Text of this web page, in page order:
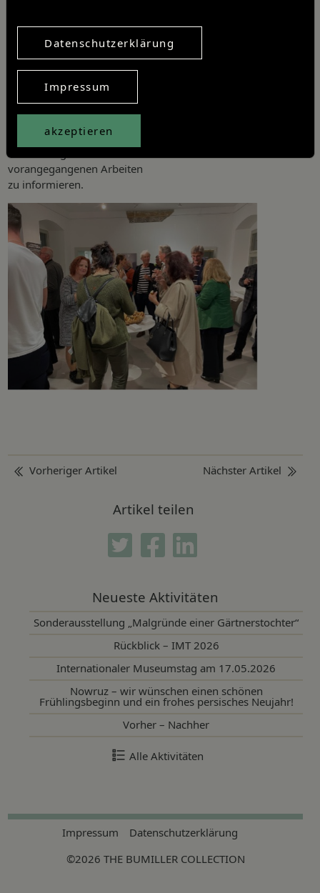
eingerichteten Räumlichkeiten
zu besichtigen und sich bei einem kleinen Imbiss über die
vorangegangenen Arbeiten
zu informieren.
Beitragsnavigation
Vorheriger Artikel Nächster Artikel
Artikel teilen
Twitter Facebook
Neueste Aktivitäten
Sonderausstellung „Malgründe einer Gärtnerstochter“
Rückblick – IMT 2026
Internationaler Museumstag am 17.05.2026
Nowruz – wir wünschen einen schönen
Frühlingsbeginn und ein frohes persisches Neujahr!
Vorher – Nachher
Alle Aktivitäten
Impressum
Datenschutzerklärung
©2026 THE BUMILLER COLLECTION
Datenschutzerklärung
Impressum
akzeptieren